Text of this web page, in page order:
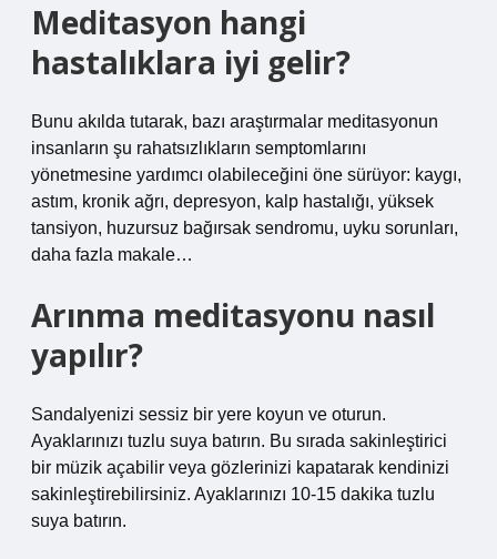
Meditasyon hangi
hastalıklara iyi gelir?
Bunu akılda tutarak, bazı araştırmalar meditasyonun
insanların şu rahatsızlıkların semptomlarını
yönetmesine yardımcı olabileceğini öne sürüyor: kaygı,
astım, kronik ağrı, depresyon, kalp hastalığı, yüksek
tansiyon, huzursuz bağırsak sendromu, uyku sorunları,
daha fazla makale…
Arınma meditasyonu nasıl
yapılır?
Sandalyenizi sessiz bir yere koyun ve oturun.
Ayaklarınızı tuzlu suya batırın. Bu sırada sakinleştirici
bir müzik açabilir veya gözlerinizi kapatarak kendinizi
sakinleştirebilirsiniz. Ayaklarınızı 10-15 dakika tuzlu
suya batırın.